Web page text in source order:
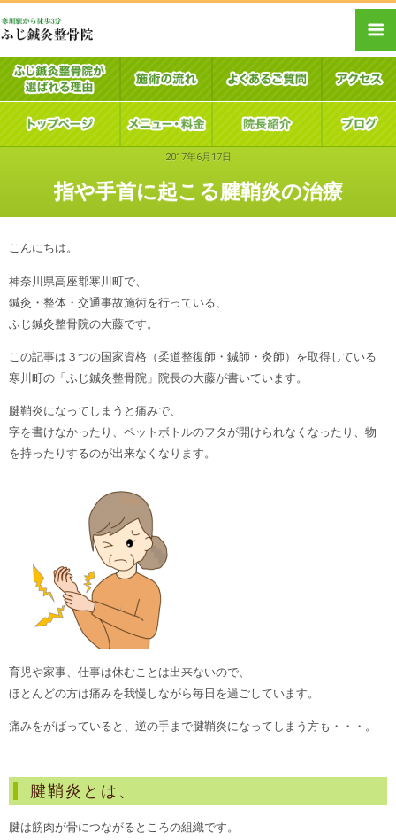
2017年6月17日
指や手首に起こる腱鞘炎の治療
こんにちは。
神奈川県高座郡寒川町で、
鍼灸・整体・交通事故施術を行っている、
ふじ鍼灸整骨院の大藤です。
この記事は３つの国家資格（柔道整復師・鍼師・灸師）を取得している
寒川町の「ふじ鍼灸整骨院」院長の大藤が書いています。
腱鞘炎になってしまうと痛みで、
字を書けなかったり、ペットボトルのフタが開けられなくなったり、物
を持ったりするのが出来なくなります。
育児や家事、仕事は休むことは出来ないので、
ほとんどの方は痛みを我慢しながら毎日を過ごしています。
痛みをがばっていると、逆の手まで腱鞘炎になってしまう方も・・・。
腱鞘炎とは、
腱は筋肉が骨につながるところの組織です。